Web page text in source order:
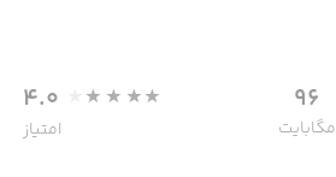
96
مگابایت
4.0
امتیاز